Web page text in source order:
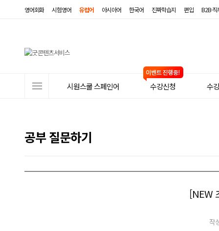
영어회화 시험영어 유럽어 아시아어 한국어 진짜학습지 편입 B2B·
뉴
시원스쿨 스페인어 수강신청 수
공부 질문하기
[NEW
작